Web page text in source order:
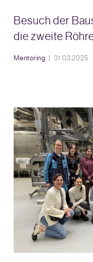
Besuch der
die zweite
Mentoring 31.03.2025